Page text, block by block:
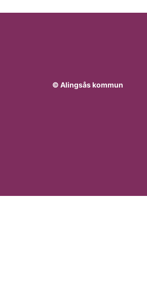
© Alingsås kommun